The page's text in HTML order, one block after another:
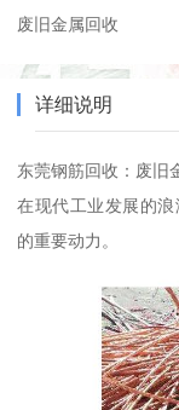
废旧金属回收
详细说明
东莞钢筋回收：废旧
在现代工业发展的
的重要动力。